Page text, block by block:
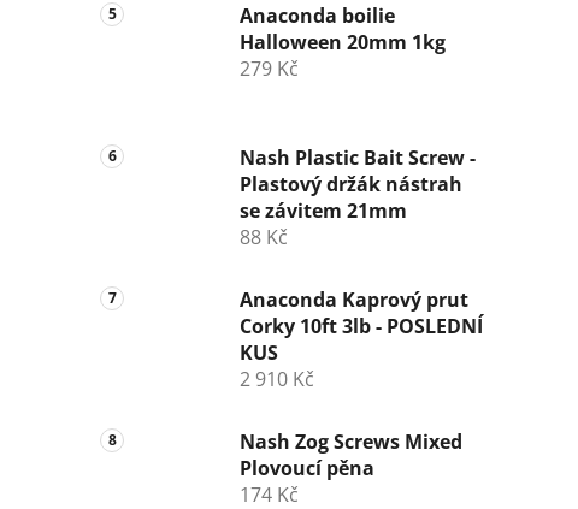
Anaconda boilie
Halloween 20mm 1kg
279 Kč
Nash Plastic Bait Screw -
Plastový držák nástrah
se závitem 21mm
88 Kč
Anaconda Kaprový prut
Corky 10ft 3lb - POSLEDNÍ
KUS
2 910 Kč
Nash Zog Screws Mixed
Plovoucí pěna
174 Kč